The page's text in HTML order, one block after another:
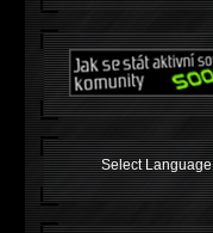
Select Language